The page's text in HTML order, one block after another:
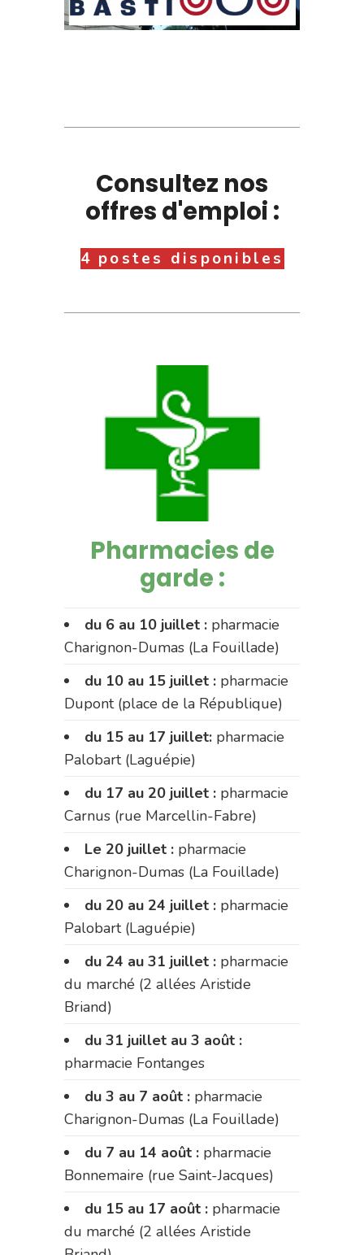
Consultez nos
offres d'emploi :
4 postes disponibles
Pharmacies de
garde :
du 6 au 10 juillet : pharmacie
Charignon-Dumas (La Fouillade)
du 10 au 15 juillet : pharmacie
Dupont (place de la République)
du 15 au 17 juillet: pharmacie
Palobart (Laguépie)
du 17 au 20 juillet : pharmacie
Carnus (rue Marcellin-Fabre)
Le 20 juillet : pharmacie
Charignon-Dumas (La Fouillade)
du 20 au 24 juillet : pharmacie
Palobart (Laguépie)
du 24 au 31 juillet : pharmacie
du marché (2 allées Aristide
Briand)
du 31 juillet au 3 août :
pharmacie Fontanges
du 3 au 7 août : pharmacie
Charignon-Dumas (La Fouillade)
du 7 au 14 août : pharmacie
Bonnemaire (rue Saint-Jacques)
du 15 au 17 août : pharmacie
du marché (2 allées Aristide